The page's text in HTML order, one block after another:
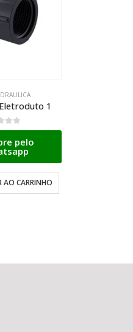
Luva
5
pelo
MAIS